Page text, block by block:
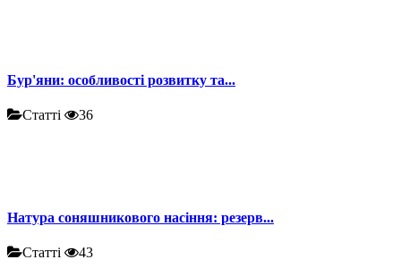
Бур'яни: особливості розвитку та...
Статті 36
Натура соняшникового насіння: резерв...
Статті 43